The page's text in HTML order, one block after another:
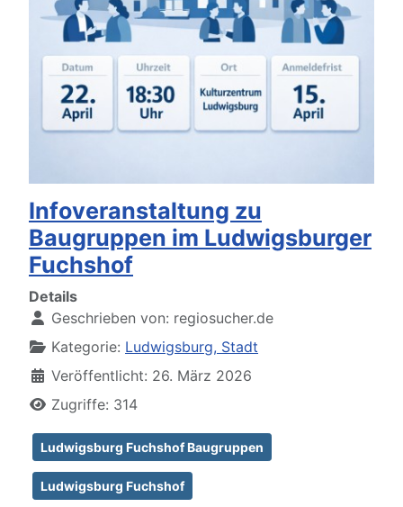
Infoveranstaltung zu
Baugruppen im Ludwigsburger
Fuchshof
Details
Geschrieben von: regiosucher.de
Kategorie: Ludwigsburg, Stadt
Veröffentlicht: 26. März 2026
Zugriffe: 314
Ludwigsburg Fuchshof Baugruppen
Ludwigsburg Fuchshof